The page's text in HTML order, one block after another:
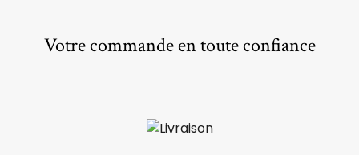
Votre commande en toute confiance